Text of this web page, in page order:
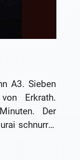
A3. Sieben
Erkrath.
Der
schnurrte
den
auf